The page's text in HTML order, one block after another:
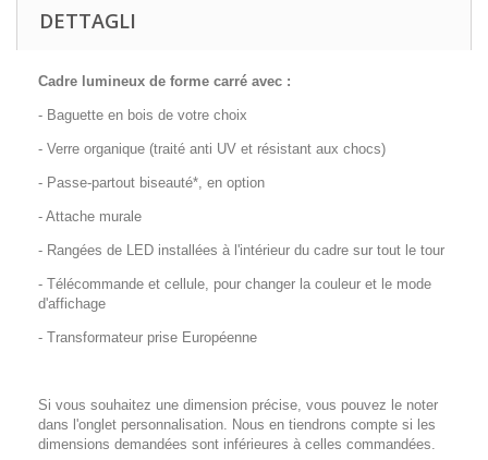
DETTAGLI
Cadre lumineux de forme carré avec :
- Baguette en bois de votre choix
- Verre organique (traité anti UV et résistant aux chocs)
- Passe-partout biseauté*, en option
- Attache murale
- Rangées de LED installées à l'intérieur du cadre sur tout le tour
- Télécommande et cellule, pour changer la couleur et le mode
d'affichage
- Transformateur prise Européenne
Si vous souhaitez une dimension précise, vous pouvez le noter
dans l'onglet personnalisation. Nous en tiendrons compte si les
dimensions demandées sont inférieures à celles commandées.